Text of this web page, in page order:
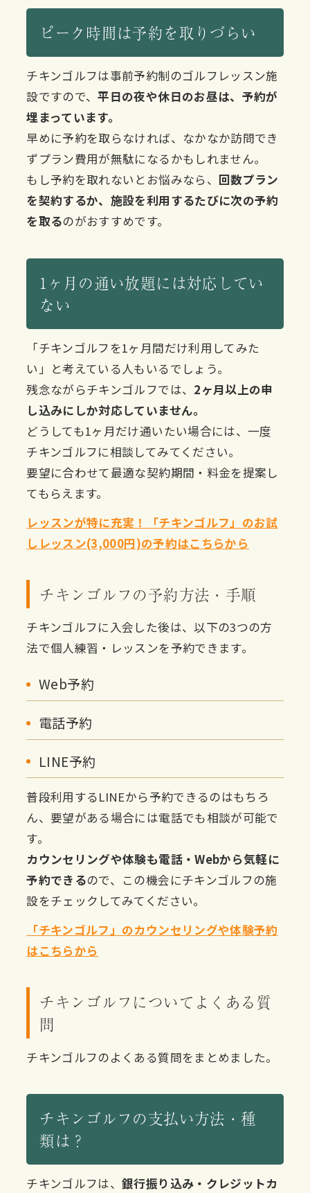
ピーク時間は予約を取りづらい
チキンゴルフは事前予約制のゴルフレッスン施
設ですので、平日の夜や休日のお昼は、予約が
埋まっています。
早めに予約を取らなければ、なかなか訪問でき
ずプラン費用が無駄になるかもしれません。
もし予約を取れないとお悩みなら、 回数プラン
を契約するか、施設を利用するたびに次の予約
を取るのがおすすめです。
1ヶ月の通い放題には対応してい
ない
「チキンゴルフを1ヶ月間だけ利用してみた
い」と考えている人もいるでしょう。
残念ながらチキンゴルフでは、 2ヶ月以上の申
し込みにしか対応していません。
どうしても1ヶ月だけ通いたい場合には、一度
チキンゴルフに相談してみてください。
要望に合わせて最適な契約期間・料金を提案し
てもらえます。
レッスンが特に充実！「チキンゴルフ」のお試
しレッスン(3,000円)の予約はこちらから
チキンゴルフの予約方法・手順
チキンゴルフに入会した後は、以下の3つの方
法で個人練習・レッスンを予約できます。
Web予約
電話予約
LINE予約
普段利用するLINEから予約できるのはもちろ
ん、要望がある場合には電話でも相談が可能で
す。
カウンセリングや体験も電話・Webから気軽に
予約できるので、この機会にチキンゴルフの施
設をチェックしてみてください。
「チキンゴルフ」のカウンセリングや体験予約
はこちらから
チキンゴルフについてよくある質
問
チキンゴルフのよくある質問をまとめました。
チキンゴルフの支払い方法・種
類は？
チキンゴルフは、銀行振り込み・クレジットカ